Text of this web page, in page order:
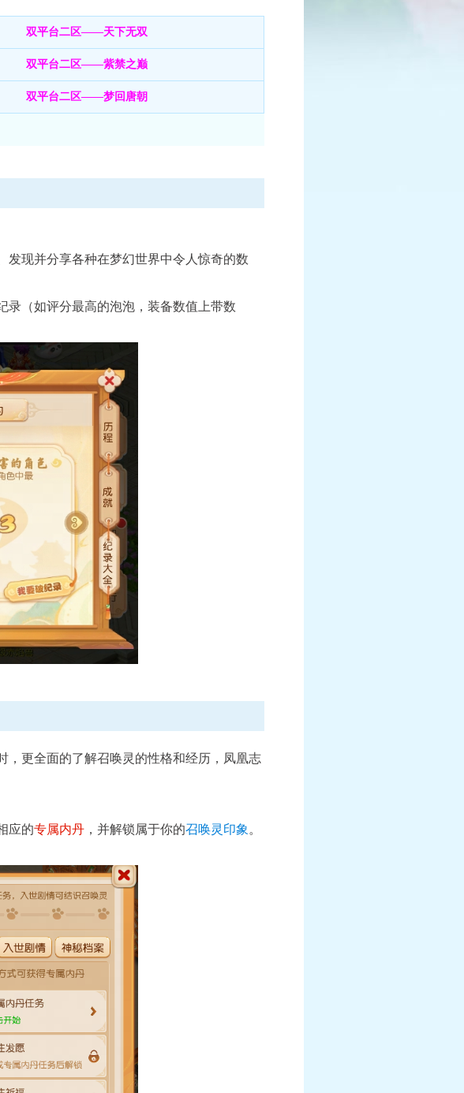
已结束
游》手游全新月华幻衣“群仙毕至”系
列上新
双平台二区——天下无双
双平台二区——紫禁之巅
双平台二区——梦回唐朝
发现并分享各种在梦幻世界中令人惊奇的数
录（如评分最高的泡泡，装备数值上带数
，更全面的了解召唤灵的性格和经历，凤凰志
应的专属内丹 ，并解锁属于你的召唤灵印象。